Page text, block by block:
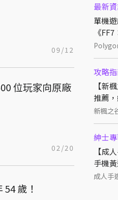
最新
單機
《
攻略
【新
推薦
新楓之
紳士
【成
手機黃
成人手
09/12
位玩家向原廠
02/20
歲！